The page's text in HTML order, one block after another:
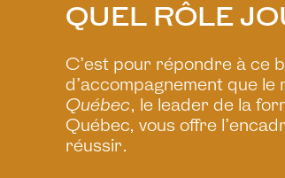
QUEL RÔLE
C’est pour répondre à ce
d’accompagnement que le
Québec, le leader de la
Québec, vous offre
réussir.